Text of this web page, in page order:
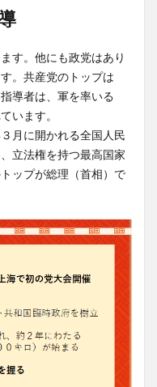
ます。他にも政党はあり
。共産党のトップは
導者は、軍を率いる
います。
月に開かれる全国人民
立法権を持つ最高国家
ップが総理（首相）で